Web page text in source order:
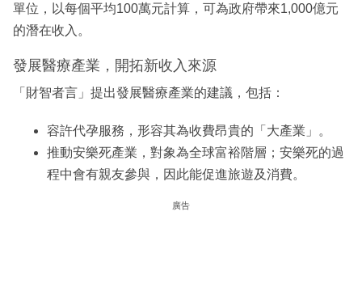
單位，以每個平均100萬元計算，可為政府帶來1,000億元
的潛在收入。
發展醫療產業，開拓新收入來源
「財智者言」提出發展醫療產業的建議，包括：
容許代孕服務，形容其為收費昂貴的「大產業」。
推動安樂死產業，對象為全球富裕階層；安樂死的過
程中會有親友參與，因此能促進旅遊及消費。
廣告